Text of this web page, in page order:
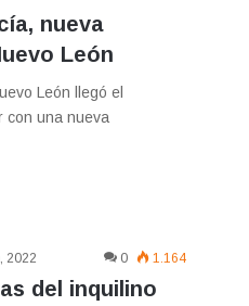
nueva
León
León llegó el
con una nueva
2022 0 1.164
del inquilino